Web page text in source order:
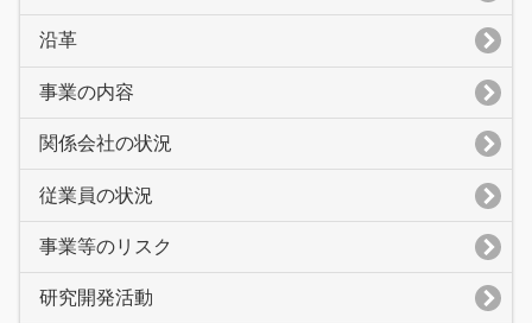
沿革
事業の内容
関係会社の状況
従業員の状況
事業等のリスク
研究開発活動